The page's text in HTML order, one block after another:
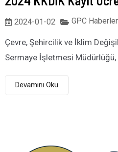
2024-01-02 GPC Haberler
Çevre, Şehircilik ve İklim
Sermaye İşletmesi Müdürlüğü,
Devamını Oku